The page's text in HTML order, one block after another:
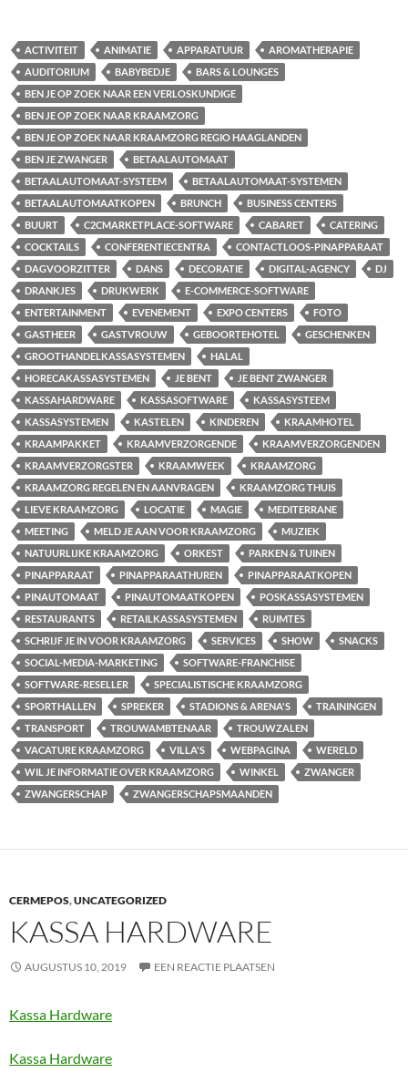
ACTIVITEIT ANIMATIE APPARATUUR
AROMATHERAPIE
AUDITORIUM
BABYBEDJE
BARS & LOUNGES
BEN JE OP ZOEK NAAR EEN VERLOSKUNDIGE
BEN JE OP ZOEK NAAR KRAAMZORG
BEN JE OP ZOEK NAAR KRAAMZORG REGIO HAAGLANDEN
BEN JE ZWANGER
BETAALAUTOMAAT
BETAALAUTOMAAT-SYSTEEM
BETAALAUTOMAAT-SYSTEMEN
BETAALAUTOMAATKOPEN
BRUNCH
BUSINESS CENTERS
BUURT
C2CMARKETPLACE-SOFTWARE CABARET
CATERING
COCKTAILS
CONFERENTIECENTRA
CONTACTLOOS-PINAPPARAAT
DAGVOORZITTER
DANS DECORATIE DIGITAL-AGENCY
DJ
DRANKJES
DRUKWERK
E-COMMERCE-SOFTWARE
ENTERTAINMENT
EVENEMENT EXPO CENTERS
FOTO
GASTHEER
GASTVROUW GEBOORTEHOTEL
GESCHENKEN
GROOTHANDELKASSASYSTEMEN
HALAL
HORECAKASSASYSTEMEN
JE BENT
JE BENT ZWANGER
KASSAHARDWARE
KASSASOFTWARE
KASSASYSTEEM
KASSASYSTEMEN
KASTELEN KINDEREN
KRAAMHOTEL
KRAAMPAKKET
KRAAMVERZORGENDE
KRAAMVERZORGENDEN
KRAAMVERZORGSTER
KRAAMWEEK
KRAAMZORG
KRAAMZORG REGELEN EN AANVRAGEN
KRAAMZORG THUIS
LIEVE KRAAMZORG
LOCATIE MAGIE
MEDITERRANE
MEETING
MELD JE AAN VOOR KRAAMZORG
MUZIEK
NATUURLIJKE KRAAMZORG
ORKEST
PARKEN & TUINEN
PINAPPARAAT
PINAPPARAATHUREN
PINAPPARAATKOPEN
PINAUTOMAAT
PINAUTOMAATKOPEN
POSKASSASYSTEMEN
RESTAURANTS
RETAILKASSASYSTEMEN
RUIMTES
SCHRIJF JE IN VOOR KRAAMZORG
SERVICES SHOW
SNACKS
SOCIAL-MEDIA-MARKETING
SOFTWARE-FRANCHISE
SOFTWARE-RESELLER
SPECIALISTISCHE KRAAMZORG
SPORTHALLEN
SPREKER STADIONS & ARENA'S
TRAININGEN
TRANSPORT
TROUWAMBTENAAR
TROUWZALEN
VACATURE KRAAMZORG
VILLA'S WEBPAGINA
WERELD
WIL JE INFORMATIE OVER KRAAMZORG
WINKEL
ZWANGER
ZWANGERSCHAP
ZWANGERSCHAPSMAANDEN
CERMEPOS,UNCATEGORIZED
KASSA HARDWARE
AUGUSTUS 10, 2019 EEN REACTIE PLAATSEN
Kassa Hardware
Kassa Hardware